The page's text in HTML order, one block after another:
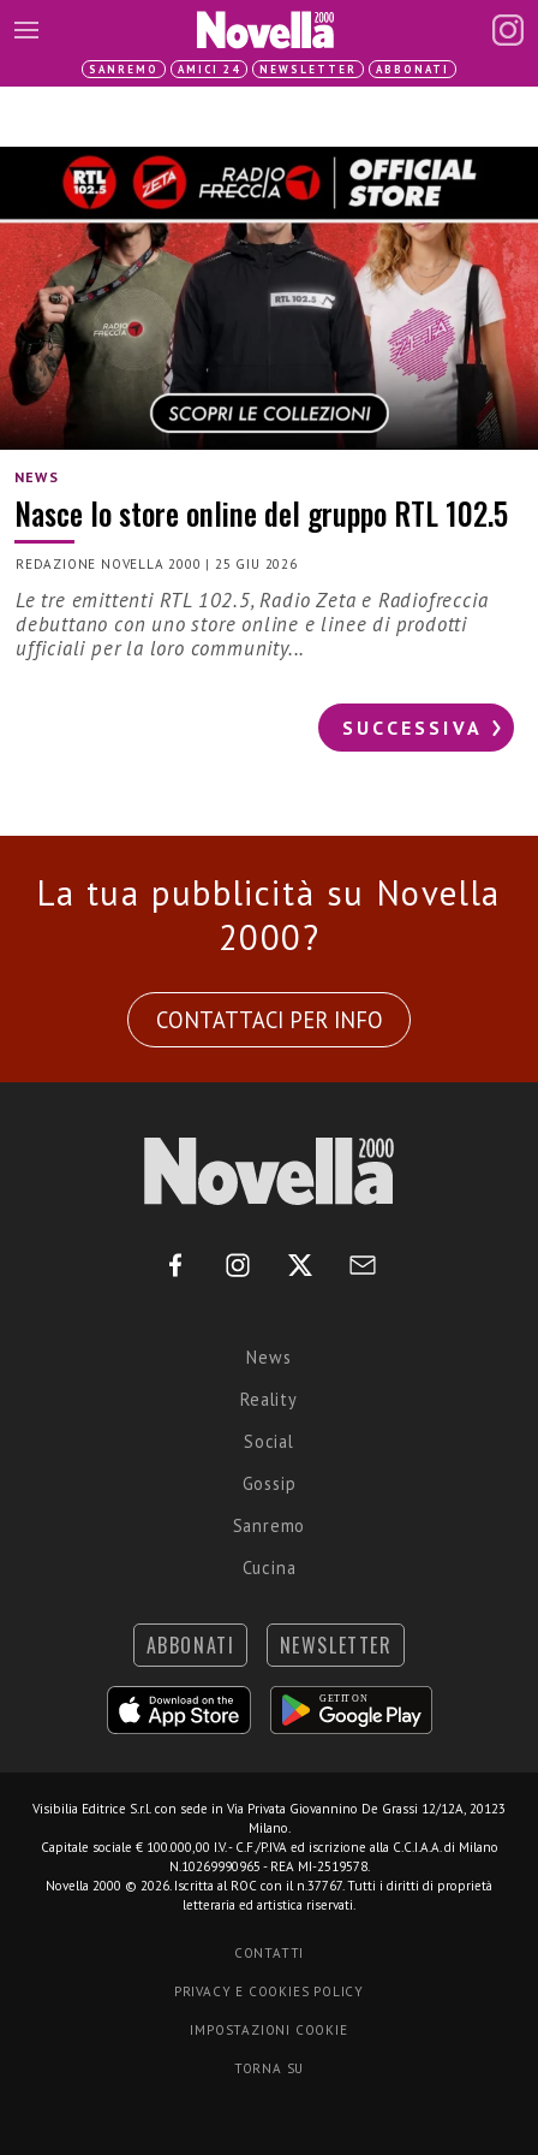
SANREMO AMICI 24 NEWSLETTER ABBONATI
NEWS
Nasce lo store online del gruppo RTL 102.5
REDAZIONE NOVELLA 2000 |25 GIU 2026
Le tre emittenti RTL 102.5, Radio Zeta e Radiofreccia
debuttano con uno store online e linee di prodotti
ufficiali per la loro community...
SUCCESSIVA
La tua pubblicità su Novella
2000?
CONTATTACI PER INFO
News
Reality
Social
Gossip
Sanremo
Cucina
ABBONATI NEWSLETTER
Visibilia Editrice S.r.l. con sede in Via Privata Giovannino De Grassi 12/12A, 20123
Milano.
Capitale sociale € 100.000,00 I.V. - C.F./P.IVA ed iscrizione alla C.C.I.A.A. di Milano
N.10269990965 - REA MI-2519578.
Novella 2000 © 2026. Iscritta al ROC con il n.37767. Tutti i diritti di proprietà
letteraria ed artistica riservati.
CONTATTI
PRIVACY E COOKIES POLICY
IMPOSTAZIONI COOKIE
TORNA SU